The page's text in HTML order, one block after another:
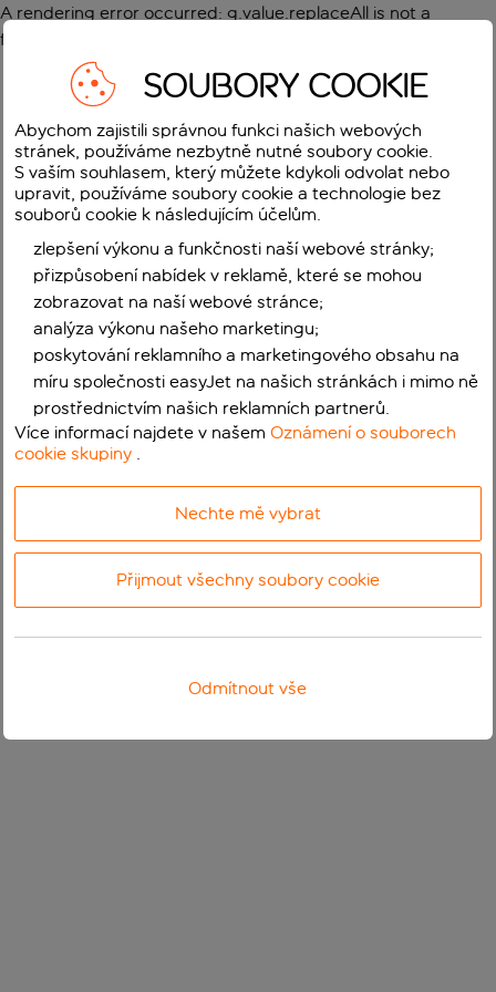
A rendering error occurred: g.value.replaceAll is not a
function
SOUBORY COOKIE
Abychom zajistili správnou funkci našich webových
stránek, používáme nezbytně nutné soubory cookie.
S vaším souhlasem, který můžete kdykoli odvolat nebo
upravit, používáme soubory cookie a technologie bez
souborů cookie k následujícím účelům.
zlepšení výkonu a funkčnosti naší webové stránky;
přizpůsobení nabídek v reklamě, které se mohou
zobrazovat na naší webové stránce;
analýza výkonu našeho marketingu;
poskytování reklamního a marketingového obsahu na
míru společnosti easyJet na našich stránkách i mimo ně
prostřednictvím našich reklamních partnerů.
Více informací najdete v našemOznámení o souborech
cookie skupiny .
Nechte mě vybrat
Přijmout všechny soubory cookie
Odmítnout vše